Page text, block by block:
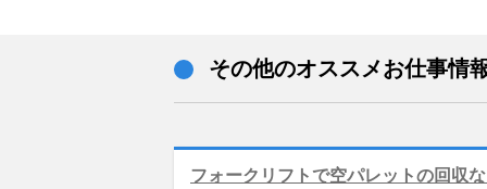
その他のオススメお仕事情
フォークリフトで空パレットの回収